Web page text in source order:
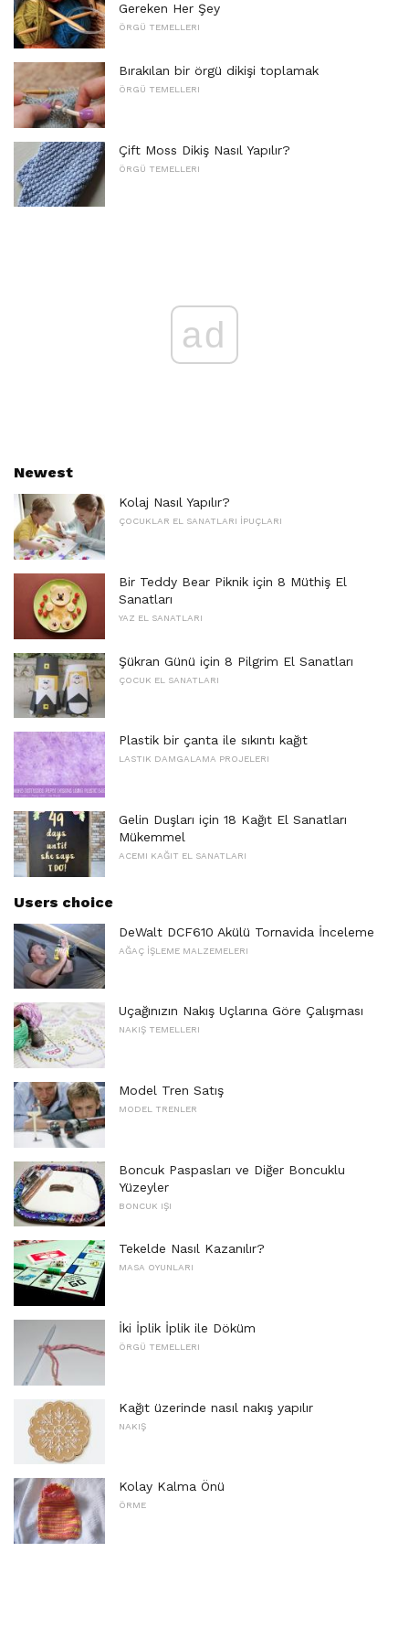
Gereken Her Şey
ÖRGÜ TEMELLERI
Bırakılan bir örgü dikişi toplamak
ÖRGÜ TEMELLERI
Çift Moss Dikiş Nasıl Yapılır?
ÖRGÜ TEMELLERI
ad
Newest
Kolaj Nasıl Yapılır?
ÇOCUKLAR EL SANATLARI İPUÇLARI
Bir Teddy Bear Piknik için 8 Müthiş El
Sanatları
YAZ EL SANATLARI
Şükran Günü için 8 Pilgrim El Sanatları
ÇOCUK EL SANATLARI
Plastik bir çanta ile sıkıntı kağıt
LASTIK DAMGALAMA PROJELERI
Gelin Duşları için 18 Kağıt El Sanatları
Mükemmel
ACEMI KAĞIT EL SANATLARI
Users choice
DeWalt DCF610 Akülü Tornavida İnceleme
AĞAÇ İŞLEME MALZEMELERI
Uçağınızın Nakış Uçlarına Göre Çalışması
NAKIŞ TEMELLERI
Model Tren Satış
MODEL TRENLER
Boncuk Paspasları ve Diğer Boncuklu
Yüzeyler
BONCUK IŞI
Tekelde Nasıl Kazanılır?
MASA OYUNLARI
İki İplik İplik ile Döküm
ÖRGÜ TEMELLERI
Kağıt üzerinde nasıl nakış yapılır
NAKIŞ
Kolay Kalma Önü
ÖRME